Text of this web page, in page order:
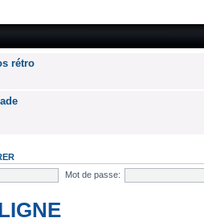
rétro
Mot de passe: